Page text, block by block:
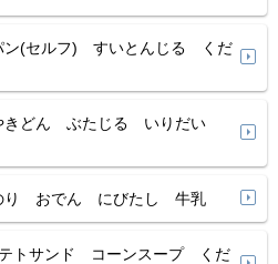
ン(セルフ) すいとんじる くだ
きどん ぶたじる いりだい
り おでん にびたし 牛乳
トサンド コーンスープ くだ